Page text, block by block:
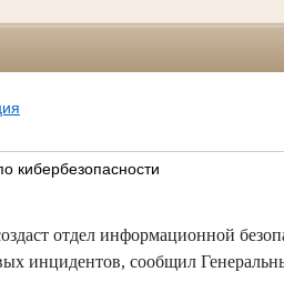
кибербезопасности
отдел информационной
инцидентов, сообщил